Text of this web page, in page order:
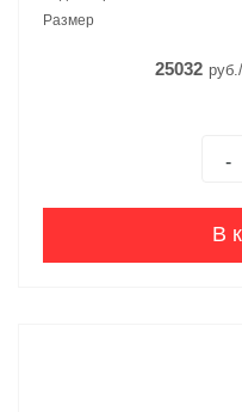
Размер
25032
-
В